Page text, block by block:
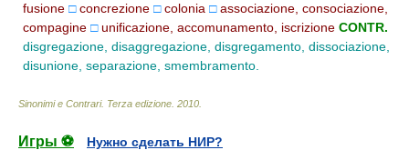
fusione □ concrezione □ colonia □ associazione, consociazione,
compagine □ unificazione, accomunamento, iscrizione CONTR.
disgregazione, disaggregazione, disgregamento, dissociazione,
disunione, separazione, smembramento.
Sinonimi e Contrari. Terza edizione 2010
Игры ⚽
Нужно сделать НИР?